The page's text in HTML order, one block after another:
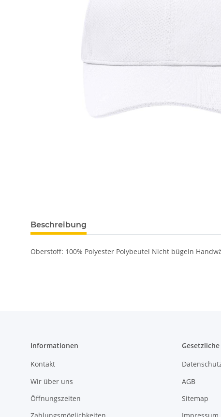
Beschreibung
Oberstoff: 100% Polyester Polybeutel Nicht bügeln
Informationen
Kontakt
Wir über uns
Öffnungszeiten
AGB
Sitemap